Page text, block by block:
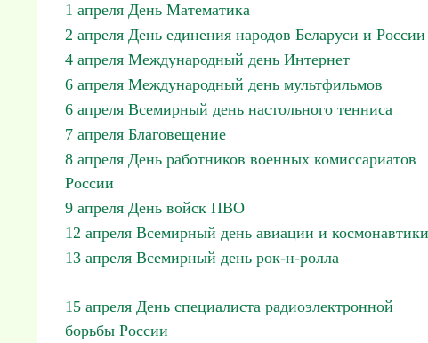
1 апреля День Математика
2 апреля День единения народов Беларуси и России
4 апреля Международный день Интернет
6 апреля Международный день мультфильмов
6 апреля Всемирный день настольного тенниса
7 апреля Благовещение
8 апреля День работников военных комиссариатов
России
9 апреля День войск ПВО
12 апреля Всемирный день авиации и космонавтики
13 апреля Всемирный день рок-н-ролла
15 апреля День специалиста радиоэлектронной
борьбы России